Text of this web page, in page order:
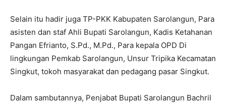
Selain itu hadir juga TP-PKK Kabupaten Sarolangun, Para
asisten dan staf Ahli Bupati Sarolangun, Kadis Ketahanan
Pangan Efrianto, S.Pd., M.Pd., Para kepala OPD Di
lingkungan Pemkab Sarolangun, Unsur Tripika Kecamatan
Singkut, tokoh masyarakat dan pedagang pasar Singkut.
Dalam sambutannya, Penjabat Bupati Sarolangun Bachril